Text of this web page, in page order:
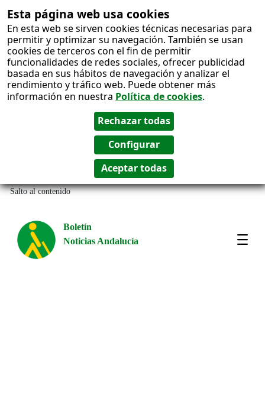
Esta página web usa cookies
En esta web se sirven cookies técnicas necesarias para
permitir y optimizar su navegación. También se usan
cookies de terceros con el fin de permitir
funcionalidades de redes sociales, ofrecer publicidad
basada en sus hábitos de navegación y analizar el
rendimiento y tráfico web. Puede obtener más
información en nuestra Política de cookies.
Salto al contenido
Boletín
Noticias Andalucía